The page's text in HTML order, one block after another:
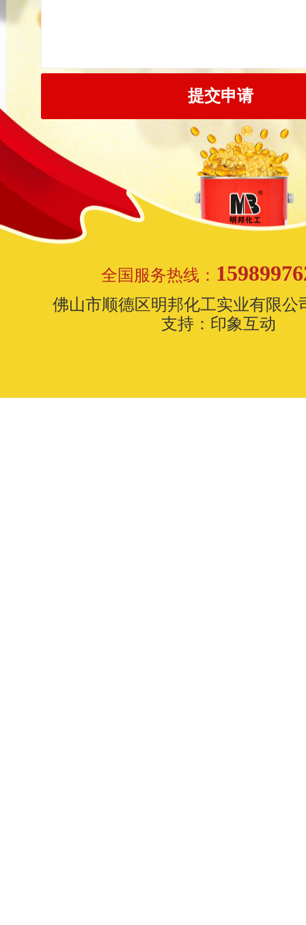
全国服务热线：
佛山市顺德区明邦化工实业有限公
支持： 印象互动